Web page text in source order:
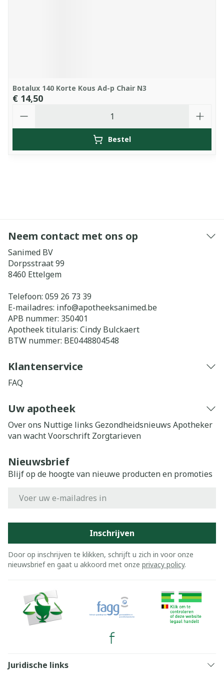
Botalux 140 Korte Kous Ad-p Chair N3
€ 14,50
Bestel
Neem contact met ons op
Sanimed BV
Dorpsstraat 99
8460 Ettelgem
Telefoon: 059 26 73 39
E-mailadres: info@apotheeksanimed.be
APB nummer: 350401
Apotheek titularis: Cindy Bulckaert
BTW nummer: BE0448804548
Klantenservice
FAQ
Uw apotheek
Over ons Nuttige links Gezondheidsnieuws Apotheker
van wachtVoorschrift Zorgtarieven
Nieuwsbrief
Blijf op de hoogte van nieuwe producten en promoties
Inschrijven
Door op inschrijven te klikken, schrijft u zich in voor onze
nieuwsbrief en gaat u akkoord met onze privacy policy.
Juridische links